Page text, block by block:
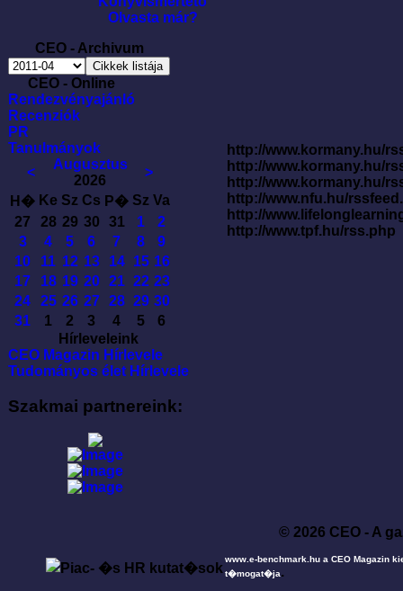
Olvasta már?
CEO - Archivum
CEO - Online
Rendezvényajánló
Recenziók
PR
Tanulmányok
<
Augusztus
2026
>
H� Ke Sz Cs P� Sz Va
27
28 29 30 31 1
2
3
4 5 6 7 8
9
10
11 12 13 14 15 16
17
18 19 20 21 22 23
24
25 26 27 28 29 30
31
1 2 3 4 5
6
Hírleveleink
CEO Magazin Hírlevele
Tudományos élet Hírlevele
Szakmai partnereink:
http://www.kormany.hu/
http://www.kormany.hu/
http://www.kormany.hu/
http://www.nfu.hu/
http://
http://www.tpf.hu/rss.php
© 2026 CEO - A
www.e-benchmark.hu a CEO Magazin
t�mogat�ja.